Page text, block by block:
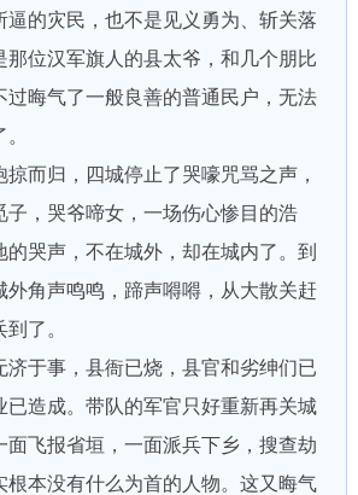
逼的灾民，也不是见义勇为、斩关落
那位汉军旗人的县太爷，和几个朋比
过晦气了一般良善的普通民户，无法
归，四城停止了哭嚎咒骂之声，
子，哭爷啼女，一场伤心惨目的浩
的哭声，不在城外，却在城内了。到
外角声鸣鸣，蹄声嘚嘚，从大散关赶
了。
于事，县衙已烧，县官和劣绅们已
已造成。带队的军官只好重新再关城
面飞报省垣，一面派兵下乡，搜查劫
根本没有什么为首的人物。这又晦气